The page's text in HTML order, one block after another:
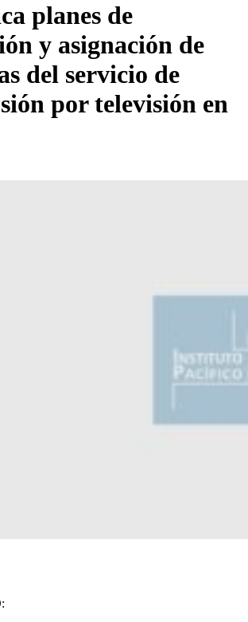
planes de
y asignación de
del servicio de
por televisión en